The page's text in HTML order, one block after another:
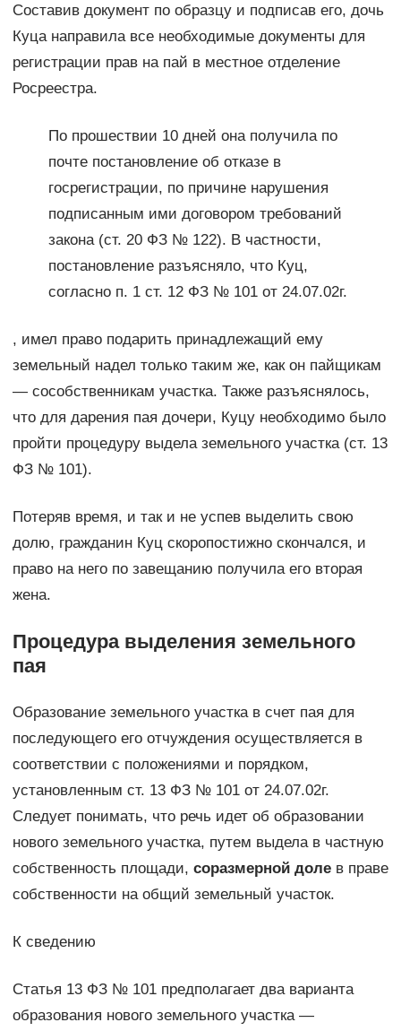
Составив документ по образцу и подписав его, дочь
Куца направила все необходимые документы для
регистрации прав на пай в местное отделение
Росреестра.
По прошествии 10 дней она получила по
почте постановление об отказе в
госрегистрации, по причине нарушения
подписанным ими договором требований
закона (ст. 20 ФЗ № 122). В частности,
постановление разъясняло, что Куц,
согласно п. 1 ст. 12 ФЗ № 101 от 24.07.02г.
, имел право подарить принадлежащий ему
земельный надел только таким же, как он пайщикам
— сособственникам участка. Также разъяснялось,
что для дарения пая дочери, Куцу необходимо было
пройти процедуру выдела земельного участка (ст. 13
ФЗ № 101).
Потеряв время, и так и не успев выделить свою
долю, гражданин Куц скоропостижно скончался, и
право на него по завещанию получила его вторая
жена.
Процедура выделения земельного
пая
Образование земельного участка в счет пая для
последующего его отчуждения осуществляется в
соответствии с положениями и порядком,
установленным ст. 13 ФЗ № 101 от 24.07.02г.
Следует понимать, что речь идет об образовании
нового земельного участка, путем выдела в частную
собственность площади, соразмерной долев праве
собственности на общий земельный участок.
К сведению
Статья 13 ФЗ № 101 предполагает два варианта
образования нового земельного участка —